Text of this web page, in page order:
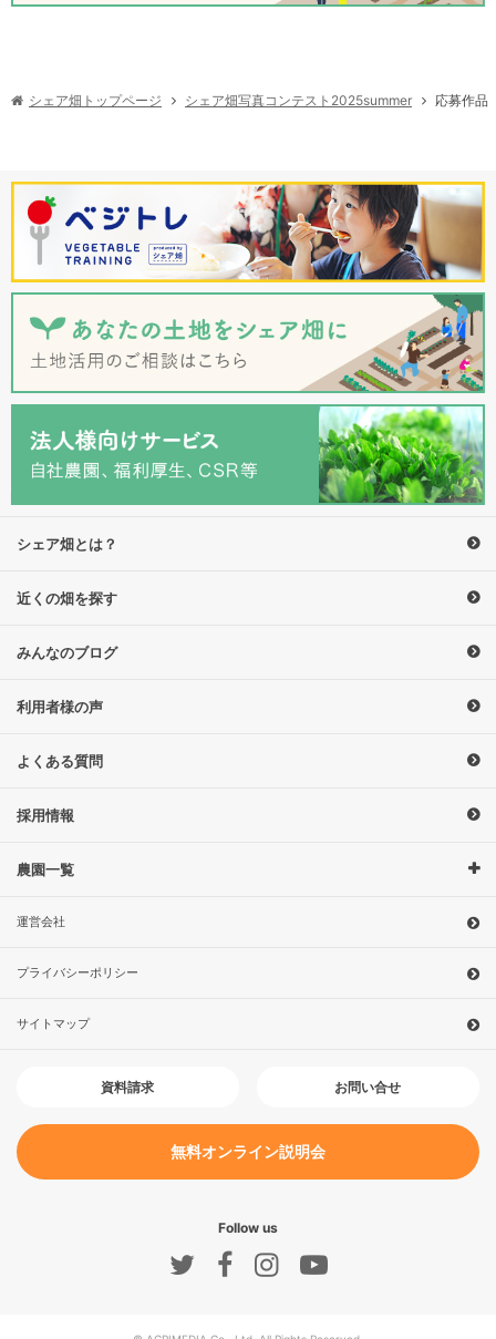
シェア畑トップページ シェア畑写真コンテスト2025summer 応募作品
シェア畑とは？
近くの畑を探す
みんなのブログ
利用者様の声
よくある質問
採用情報
農園一覧
運営会社
プライバシーポリシー
サイトマップ
資料請求 お問い合せ
無料オンライン説明会
Follow us